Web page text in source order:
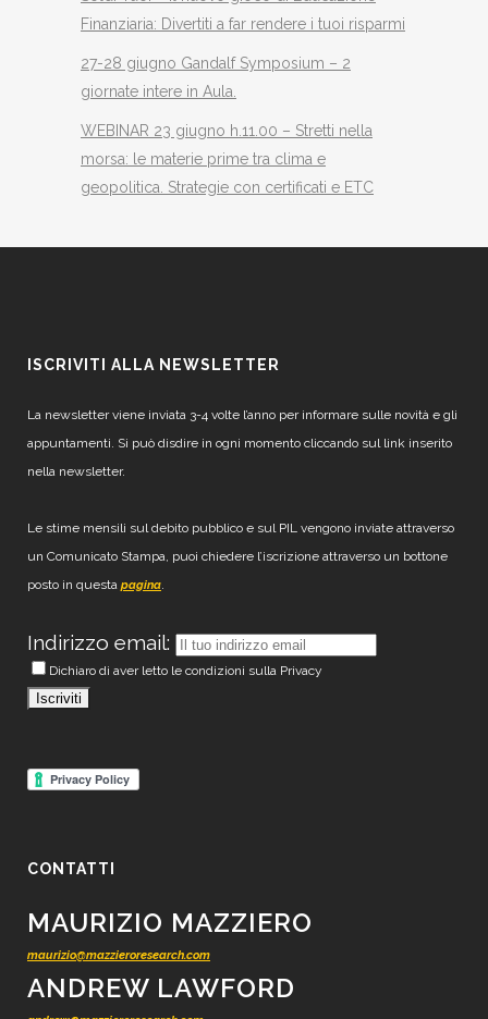
Finanziaria: Divertiti a far rendere i tuoi risparmi
27-28 giugno Gandalf Symposium – 2
giornate intere in Aula.
WEBINAR 23 giugno h.11.00 – Stretti nella
morsa: le materie prime tra clima e
geopolitica. Strategie con certificati e ETC
ISCRIVITI ALLA NEWSLETTER
La newsletter viene inviata 3-4 volte l’anno per informare sulle novità e gli
appuntamenti. Si può disdire in ogni momento cliccando sul link inserito
nella newsletter.
Le stime mensili sul debito pubblico e sul PIL vengono inviate attraverso
un Comunicato Stampa, puoi chiedere l’iscrizione attraverso un bottone
posto in questa pagina.
Indirizzo email:
Dichiaro di aver letto le condizioni sulla Privacy
CONTATTI
MAURIZIO MAZZIERO
maurizio@mazzieroresearch.com
ANDREW LAWFORD